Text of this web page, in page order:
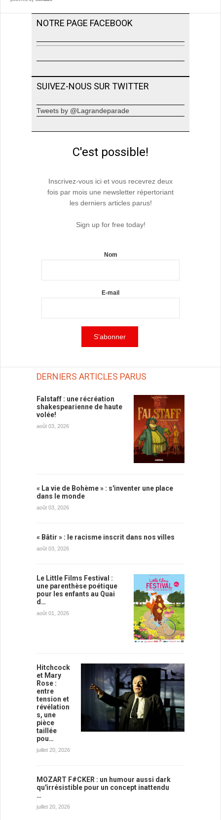
NOTRE PAGE FACEBOOK
SUIVEZ-NOUS SUR TWITTER
Tweets by @Lagrandeparade
C'est possible!
Inscrivez-vous ici et vous recevrez deux
fois par mois une newsletter répertoriant
les derniers articles parus!
Sign up for free today!
Nom
E-mail
DERNIERS ARTICLES PARUS
Falstaff : une récréation
shakespearienne de haute
volée!
août 03, 2026
« La vie de Bohème » : s'inventer une place
dans le monde
août 03, 2026
« Bâtir » : le racisme inscrit dans nos villes
août 03, 2026
Le Little Films Festival :
une parenthèse poétique
pour les enfants au Quai
d…
août 01, 2026
Hitchcock
et Mary
Rose :
entre
tension et
révélation
s, une
pièce
taillée
pou…
juillet 20, 2026
MOZART F#CKER : un humour aussi dark
qu'irrésistible pour un concept inattendu
…
juillet 20, 2026